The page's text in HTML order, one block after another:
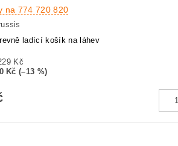
na 774 720 820
ladící košík na láhev
Kč
Kč (–13 %)